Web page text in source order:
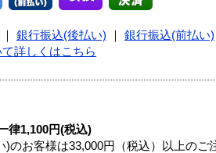
｜ 銀行振込(後払い) ｜ 銀行振込(前払い)
詳しくはこちら
律1,100円(税込)
のお客様は33,000円（税込）以上のご